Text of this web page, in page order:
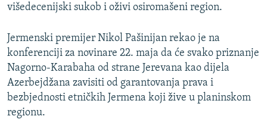
TRI DECENIJE OD RATA U BIH
NASTANAK I RASPAD JUGOSLAVIJE
višedecenijski sukob i oživi osiromašeni region.
Jermenski premijer Nikol Pašinijan rekao je na
konferenciji za novinare 22. maja da će svako priznanje
Nagorno-Karabaha od strane Jerevana kao dijela
Azerbejdžana zavisiti od garantovanja prava i
bezbjednosti etničkih Jermena koji žive u planinskom
regionu.